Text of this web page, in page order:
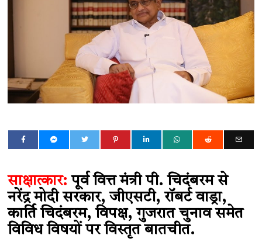
साक्षात्कार: पूर्व वित्त मंत्री पी. चिदंबरम से
नरेंद्र मोदी सरकार, जीएसटी, रॉबर्ट वाड्रा,
कार्ति चिदंबरम, विपक्ष, गुजरात चुनाव समेत
विविध विषयों पर विस्तृत बातचीत.